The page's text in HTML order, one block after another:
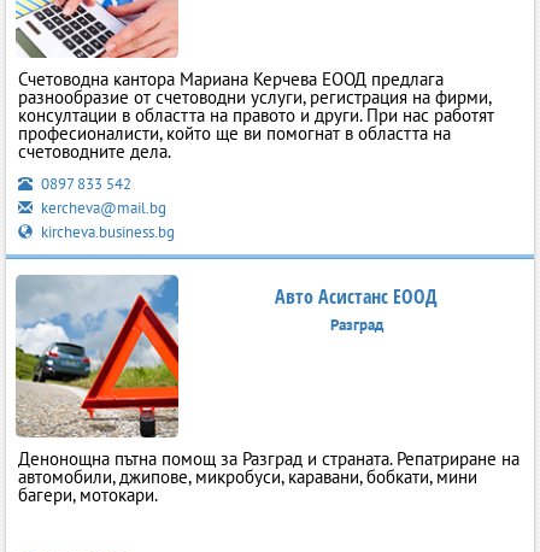
Счетоводна кантора Мариана Керчева ЕООД предлага
разнообразие от счетоводни услуги, регистрация на фирми,
консултации в областта на правото и други. При нас работят
професионалисти, който ще ви помогнат в областта на
счетоводните дела.
0897 833 542
kercheva@mail.bg
kircheva.business.bg
Авто Асистанс ЕООД
Разград
Денонощна пътна помощ за Разград и страната. Репатриране на
автомобили, джипове, микробуси, каравани, бобкати, мини
багери, мотокари.